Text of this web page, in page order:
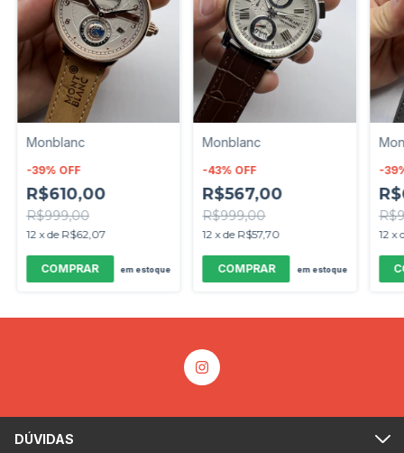
Monblanc
-39% OFF
R$610,00
R$999,00
12 xde R$62,07
em estoque
Monblanc
-43% OFF
R$567,00
R$999,00
12 xde R$57,70
em estoque
-39
12 x
DÚVIDAS